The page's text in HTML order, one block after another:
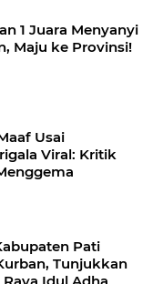
1 Juara Menyanyi
Maju ke Provinsi!
Usai
Viral: Kritik
Pati
Tunjukkan